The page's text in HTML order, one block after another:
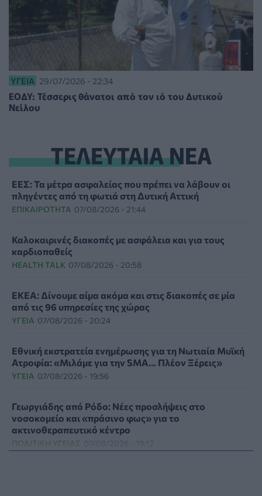
ΥΓΕΊΑ 29/07/2026 - 22:34
ΕΟΔΥ: Τέσσερις θάνατοι από τον ιό του Δυτικού
Νείλου
ΤΕΛΕΥΤΑΙΑ ΝΕΑ
ΕΕΣ: Τα μέτρα ασφαλείας που πρέπει να λάβουν οι
πληγέντες από τη φωτιά στη Δυτική Αττική
ΕΠΙΚΑΙΡΌΤΗΤΑ 07/08/2026 - 21:44
Καλοκαιρινές διακοπές με ασφάλεια και για τους
καρδιοπαθείς
HEALTH TALK 07/08/2026 - 20:58
ΕΚΕΑ: Δίνουμε αίμα ακόμα και στις διακοπές σε μία
από τις 96 υπηρεσίες της χώρας
ΥΓΕΊΑ 07/08/2026 - 20:24
Εθνική εκστρατεία ενημέρωσης για τη Νωτιαία Μυϊκή
Ατροφία: «Μιλάμε για την SMA… Πλέον Ξέρεις»
ΥΓΕΊΑ 07/08/2026 - 19:56
Γεωργιάδης από Ρόδο: Νέες προσλήψεις στο
νοσοκομείο και «πράσινο φως» για το
ακτινοθεραπευτικό κέντρο
ΠΟΛΙΤΙΚΉ ΥΓΕΊΑΣ 07/08/2026 - 19:12